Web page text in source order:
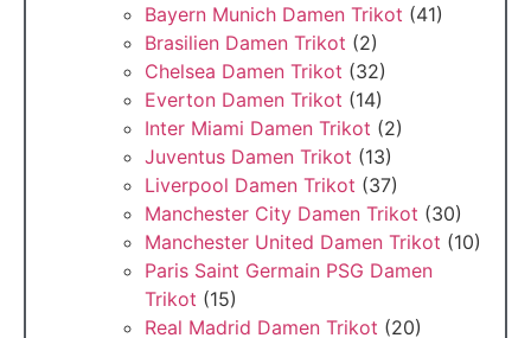
Bayern Munich Damen Trikot (41)
Brasilien Damen Trikot (2)
Chelsea Damen Trikot (32)
Everton Damen Trikot (14)
Inter Miami Damen Trikot (2)
Juventus Damen Trikot (13)
Liverpool Damen Trikot (37)
Manchester City Damen Trikot (30)
Manchester United Damen Trikot (10)
Paris Saint Germain PSG Damen
Trikot (15)
Real Madrid Damen Trikot (20)